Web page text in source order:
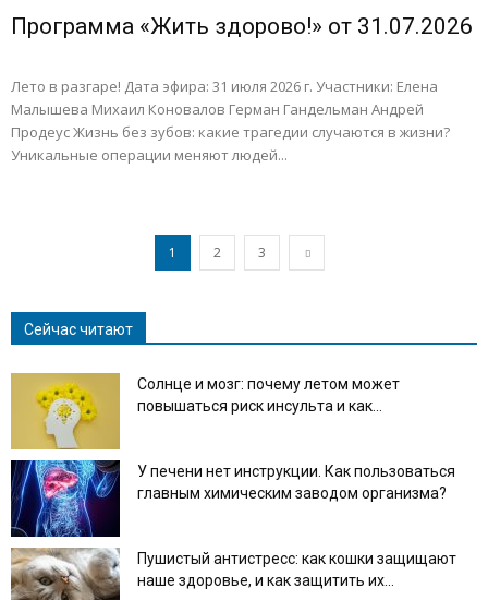
Программа «Жить здорово!» от 31.07.2026
Лето в разгаре! Дата эфира: 31 июля 2026 г. Участники: Елена
Малышева Михаил Коновалов Герман Гандельман Андрей
Продеус Жизнь без зубов: какие трагедии случаются в жизни?
Уникальные операции меняют людей...
1 2 3
Сейчас читают
Солнце и мозг: почему летом может
повышаться риск инсульта и как...
У печени нет инструкции. Как пользоваться
главным химическим заводом организма?
Пушистый антистресс: как кошки защищают
наше здоровье, и как защитить их...